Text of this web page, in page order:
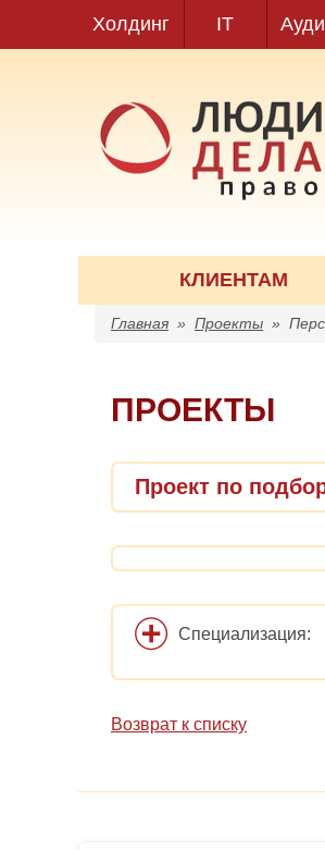
Холдинг IT
КЛИЕНТАМ
Главная » Проекты »
ПРОЕКТЫ
Проект по
Специализация:
Возврат к списку